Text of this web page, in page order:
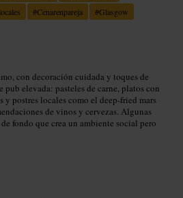
#Cenarenpareja #Glasgow
con decoración cuidada y toques de
elevada: pasteles de carne, platos con
y postres locales como el deep-fried mars
de vinos y cervezas. Algunas
fondo que crea un ambiente social pero